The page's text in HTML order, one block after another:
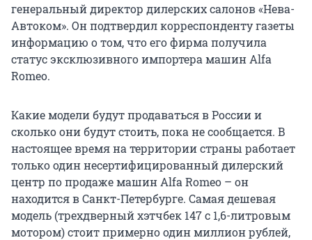
генеральный директор дилерских салонов «Нева-
Автоком». Он подтвердил корреспонденту газеты
информацию о том, что его фирма получила
статус эксклюзивного импортера машин Alfa
Romeo.
Какие модели будут продаваться в России и
сколько они будут стоить, пока не сообщается. В
настоящее время на территории страны работает
только один несертифицированный дилерский
центр по продаже машин Alfa Romeo – он
находится в Санкт-Петербурге. Самая дешевая
модель (трехдверный хэтчбек 147 c 1,6-литровым
мотором) стоит примерно один миллион рублей,